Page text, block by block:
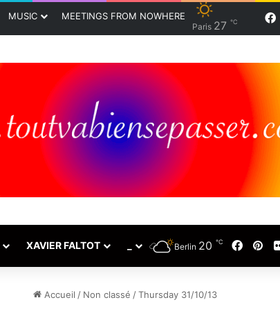
MUSIC MEETINGS FROM NOWHERE
Paris 27 ℃
XAVIER FALTOT Berlin 20 ℃
Accueil / Non classé /Thursday 31/10/13